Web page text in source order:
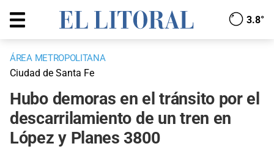
3.8°
ÁREA METROPOLITANA
Ciudad de Santa Fe
Hubo demoras en el tránsito por el
descarrilamiento de un tren en
López y Planes 3800